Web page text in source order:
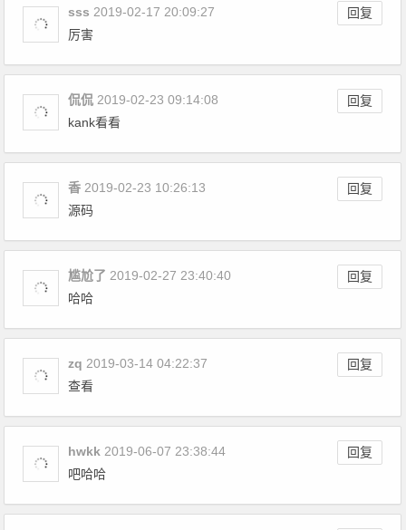
sss 回复
2019-02-17 20:09:27
厉害
侃侃 回复
2019-02-23 09:14:08
kank看看
香 回复
2019-02-23 10:26:13
源码
尴尬了 回复
2019-02-27 23:40:40
哈哈
zq 回复
2019-03-14 04:22:37
查看
hwkk 回复
2019-06-07 23:38:44
吧哈哈